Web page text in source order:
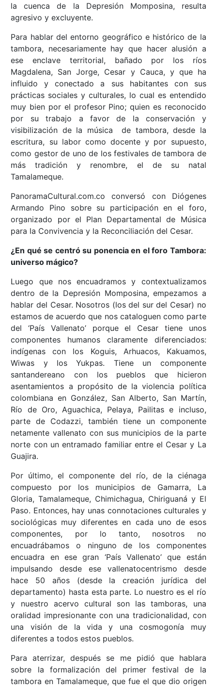
la cuenca de la Depresión Momposina, resulta
agresivo y excluyente.
Para hablar del entorno geográfico e histórico de la
tambora, necesariamente hay que hacer alusión a
ese enclave territorial, bañado por los ríos
Magdalena, San Jorge, Cesar y Cauca, y que ha
influido y conectado a sus habitantes con sus
prácticas sociales y culturales, lo cual es entendido
muy bien por el profesor Pino; quien es reconocido
por su trabajo a favor de la conservación y
visibilización de la música de tambora, desde la
escritura, su labor como docente y por supuesto,
como gestor de uno de los festivales de tambora de
más tradición y renombre, el de su natal
Tamalameque.
PanoramaCultural.com.co conversó con Diógenes
Armando Pino sobre su participación en el foro,
organizado por el Plan Departamental de Música
para la Convivencia y la Reconciliación del Cesar.
¿En qué se centró su ponencia en el foro Tambora:
universo mágico?
Luego que nos encuadramos y contextualizamos
dentro de la Depresión Momposina, empezamos a
hablar del Cesar. Nosotros (los del sur del Cesar) no
estamos de acuerdo que nos cataloguen como parte
del ‘País Vallenato’ porque el Cesar tiene unos
componentes humanos claramente diferenciados:
indígenas con los Koguis, Arhuacos, Kakuamos,
Wiwas y los Yukpas. Tiene un componente
santandereano con los pueblos que hicieron
asentamientos a propósito de la violencia política
colombiana en González, San Alberto, San Martín,
Río de Oro, Aguachica, Pelaya, Pailitas e incluso,
parte de Codazzi, también tiene un componente
netamente vallenato con sus municipios de la parte
norte con un entramado familiar entre el Cesar y La
Guajira.
Por último, el componente del río, de la ciénaga
compuesto por los municipios de Gamarra, La
Gloria, Tamalameque, Chimichagua, Chiriguaná y El
Paso. Entonces, hay unas connotaciones culturales y
sociológicas muy diferentes en cada uno de esos
componentes, por lo tanto, nosotros no
encuadrábamos o ninguno de los componentes
encuadra en ese gran ‘País Vallenato’ que están
impulsando desde ese vallenatocentrismo desde
hace 50 años (desde la creación jurídica del
departamento) hasta esta parte. Lo nuestro es el río
y nuestro acervo cultural son las tamboras, una
oralidad impresionante con una tradicionalidad, con
una visión de la vida y una cosmogonía muy
diferentes a todos estos pueblos.
Para aterrizar, después se me pidió que hablara
sobre la formalización del primer festival de la
tambora en Tamalameque, que fue el que dio origen